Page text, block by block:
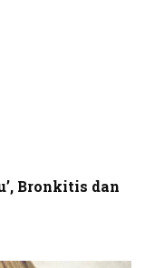
Bronkitis dan